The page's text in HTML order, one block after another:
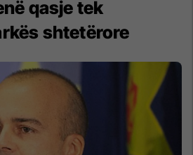
qasje tek
shtetërore